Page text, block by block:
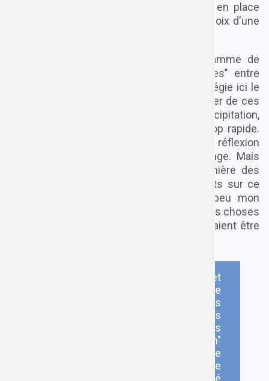
d'estimer le temps nécessaire à la mise en place
d'une fonctionnalité, ou pour évaluer le choix d'une
Vous connaissez certainement le diagramme de
Venn du fameux "triangle des contraintes" entre
qualité, coût et délai ? Clairement, je privilégie ici le
délai. Ce sera sûrement l'occasion de parler de ces
choix que l'on peut parfois faire dans la précipitation,
et des limitations d'un développement trop rapide.
Je n'ai pas de plan de départ, pas de réflexion
globale, et c'est là une partie du challenge. Mais
d'une part, cela risque de mettre en lumière des
points qui mériteraient des tutos complets sur ce
blog. Et d'autre part, en analysant un peu mon
cheminement, je découvrirais sûrement des choses
sur mes propres méthodologies qui pourraient être
Je ne pense pas que ce projet
représente pour moi un challenge
technique particulier. C'est plus
l'occasion de développer des
articles sur des sujets moins
"théoriques" et plus "en situation"
qu'à l'accoutumée, ainsi que
présenter un peu ma façon de
travailler. Création de type d'entité